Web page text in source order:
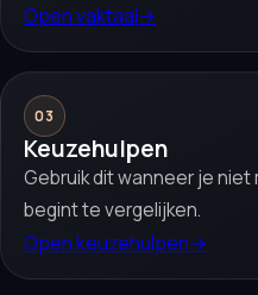
Open vaktaal→
03
Keuzehulpen
Gebruik dit wanneer je
begint te vergelijken.
Open keuzehulpen→